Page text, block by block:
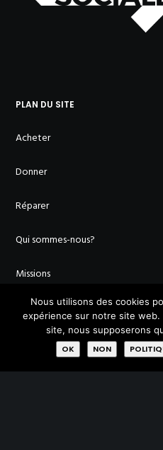
PLAN DU SITE
Acheter
Donner
Réparer
Qui sommes-nous?
Missions
Membres
Rejoignez-nous
Nous utilisons des cookies
expérience sur notre site
site, nous supposerons
OK
NON